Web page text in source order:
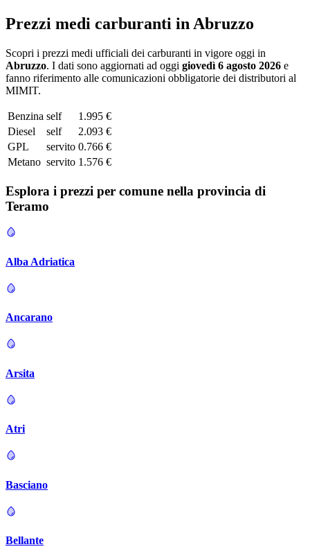
Prezzi medi carburanti in Abruzzo
Scopri i prezzi medi ufficiali dei carburanti in vigore oggi in
Abruzzo. I dati sono aggiornati ad oggi giovedì 6 agosto 2026 e
fanno riferimento alle comunicazioni obbligatorie dei distributori al
MIMIT.
Benzina self
1.995 €
Diesel
self
2.093 €
GPL
servito 0.766 €
Metano servito 1.576 €
Esplora i prezzi per comune nella provincia di
Teramo
Alba Adriatica
Ancarano
Arsita
Atri
Basciano
Bellante